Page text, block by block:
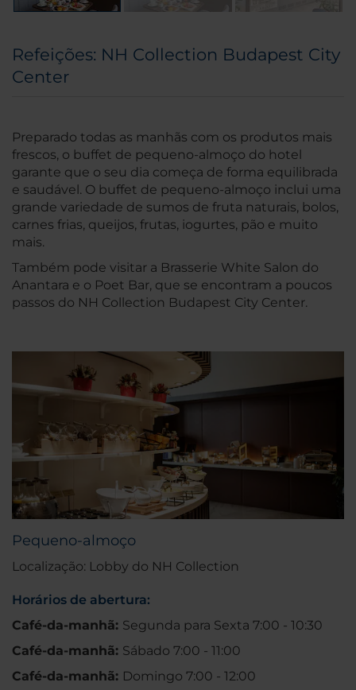
Refeições: NH Collection Budapest City
Center
Preparado todas as manhãs com os produtos mais
frescos, o buffet de pequeno-almoço do hotel
garante que o seu dia começa de forma equilibrada
e saudável. O buffet de pequeno-almoço inclui uma
grande variedade de sumos de fruta naturais, bolos,
carnes frias, queijos, frutas, iogurtes, pão e muito
mais.
Também pode visitar a Brasserie White Salon do
Anantara e o Poet Bar, que se encontram a poucos
passos do NH Collection Budapest City Center.
Pequeno-almoço
Localização: Lobby do NH Collection
Horários de abertura:
Café-da-manhã: Segunda para Sexta 7:00 - 10:30
Café-da-manhã: Sábado 7:00 - 11:00
Café-da-manhã: Domingo 7:00 - 12:00